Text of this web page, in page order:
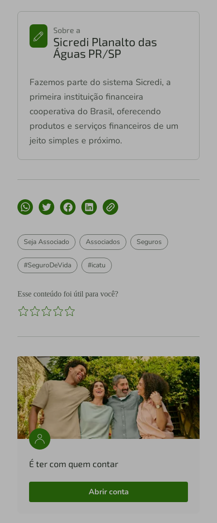
Sobre a
Sicredi Planalto das
Águas PR/SP
Fazemos parte do sistema Sicredi, a
primeira instituição financeira
cooperativa do Brasil, oferecendo
produtos e serviços financeiros de um
jeito simples e próximo.
Seja Associado Associados Seguros
#SeguroDeVida #icatu
Esse conteúdo foi útil para você?
É ter com quem contar
Abrir conta